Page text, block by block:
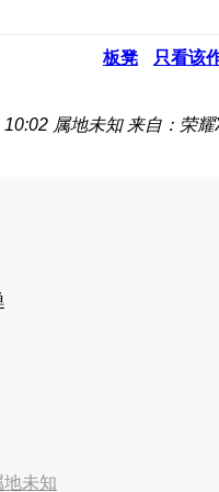
板凳 只看该
10:02 属地未知 来自：荣
地未知